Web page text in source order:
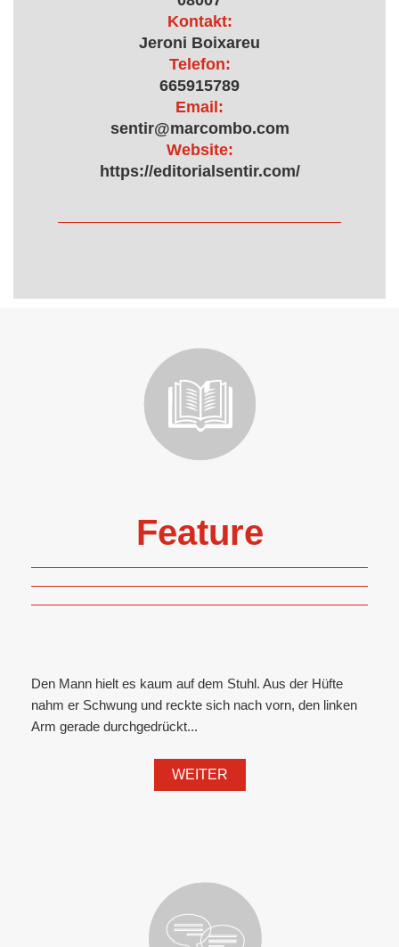
Kontakt:
Jeroni Boixareu
Telefon:
665915789
Email:
sentir@marcombo.com
Website:
https://editorialsentir.com/
Feature
Den Mann hielt es kaum auf dem Stuhl. Aus der Hüfte
nahm er Schwung und reckte sich nach vorn, den linken
Arm gerade durchgedrückt...
WEITER